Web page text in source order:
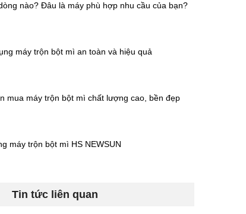
nào? Đâu là máy phù hợp nhu cầu của bạn?
máy trộn bột mì an toàn và hiệu quả
mua máy trộn bột mì chất lượng cao, bền đẹp
máy trộn bột mì HS NEWSUN
Tin tức liên quan